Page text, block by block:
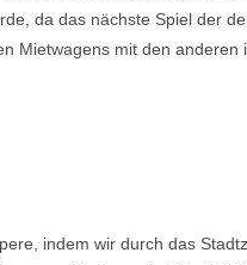
da das nächste Spiel der
Mietwagens mit den
indem wir durch das